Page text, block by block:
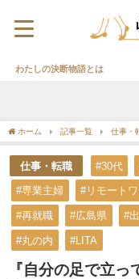
わたしの決断物語とは
ホーム 記事一覧 仕事・
仕事・転職 #30代
#専業主婦 #リモートワ
#再就職 #広島県 #
#丸の内 #LITA
『自分の足で立